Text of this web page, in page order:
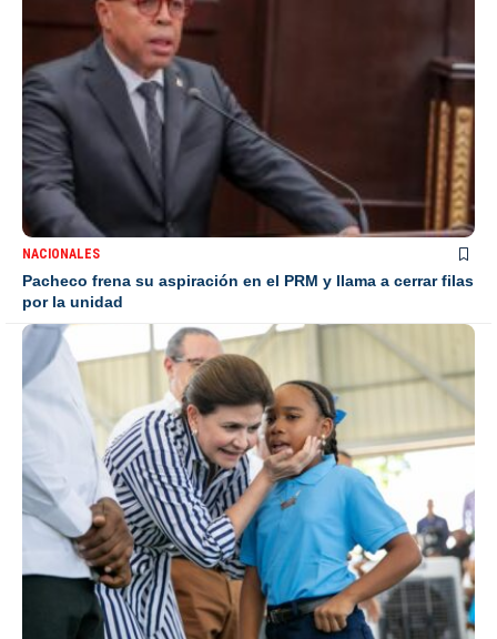
NACIONALES
Pacheco frena su aspiración en el PRM y llama a cerrar filas
por la unidad